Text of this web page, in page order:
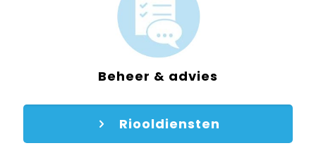
Beheer & advies
Riooldiensten